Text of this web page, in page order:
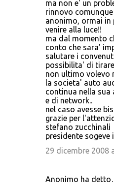
ma non e' un
rinnovo
anonimo, ormai in
venire alla luce!!
ma dal momento
conto che sara'
salutare i
possibilita' di
non ultimo volevo
la societa' auto
continua nella
e di network..
nel caso avesse
grazie per
stefano zucchinali
presidente sogeve
29 dicembre 2008
Anonimo ha